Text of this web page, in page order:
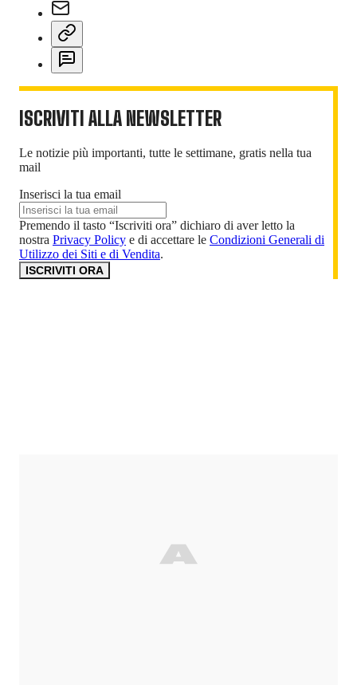
ISCRIVITI ALLA NEWSLETTER
Le notizie più importanti, tutte le settimane, gratis nella tua
mail
Inserisci la tua email
Premendo il tasto “Iscriviti ora” dichiaro di aver letto la
nostra Privacy Policy e di accettare le Condizioni Generali di
Utilizzo dei Siti e di Vendita.
ISCRIVITI ORA